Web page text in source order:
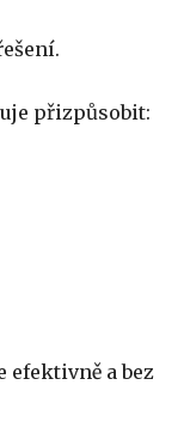
přizpůsobit:
efektivně a bez